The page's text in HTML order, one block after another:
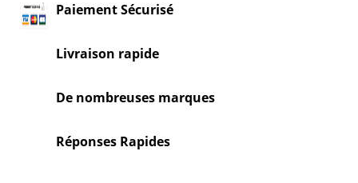
Paiement Sécurisé
Livraison rapide
De nombreuses marques
Réponses Rapides